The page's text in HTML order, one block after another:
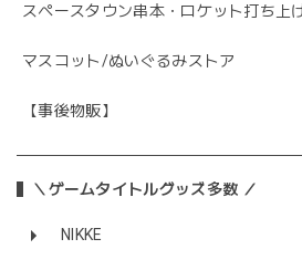
スペースタウン串本・ロケット打ち上
マスコット/ぬいぐるみストア
【事後物販】
＼ゲームタイトルグッズ多数 ／
NIKKE